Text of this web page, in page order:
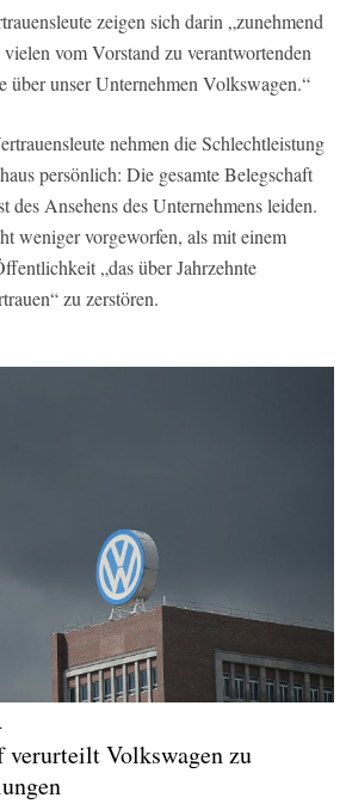
zeigen sich darin „zunehmend
vom Vorstand zu verantwortenden
über unser Unternehmen Volkswagen.“
nehmen die Schlechtleistung
persönlich: Die gesamte Belegschaft
des Ansehens des Unternehmens leiden.
weniger vorgeworfen, als mit einem
„das über Jahrzehnte
zu zerstören.
verurteilt Volkswagen zu